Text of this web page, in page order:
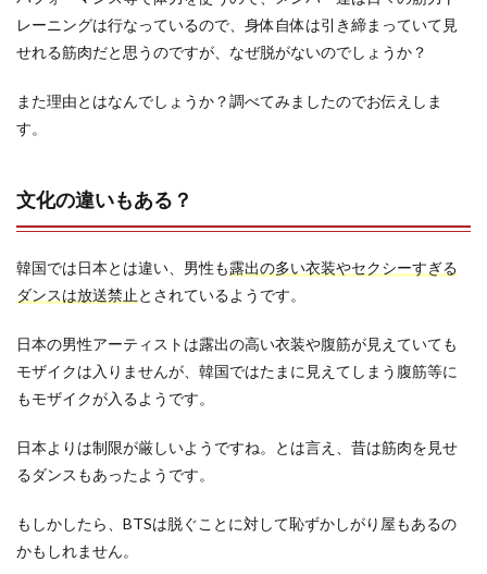
レーニングは行なっているので、身体自体は引き締まっていて見
せれる筋肉だと思うのですが、なぜ脱がないのでしょうか？
また理由とはなんでしょうか？調べてみましたのでお伝えしま
す。
文化の違いもある？
韓国では日本とは違い、男性も露出の多い衣装やセクシーすぎる
ダンスは放送禁止 とされているようです。
日本の男性アーティストは露出の高い衣装や腹筋が見えていても
モザイクは入りませんが、韓国ではたまに見えてしまう腹筋等に
もモザイクが入るようです。
日本よりは制限が厳しいようですね。とは言え、昔は筋肉を見せ
るダンスもあったようです。
もしかしたら、BTSは脱ぐことに対して恥ずかしがり屋もあるの
かもしれません。